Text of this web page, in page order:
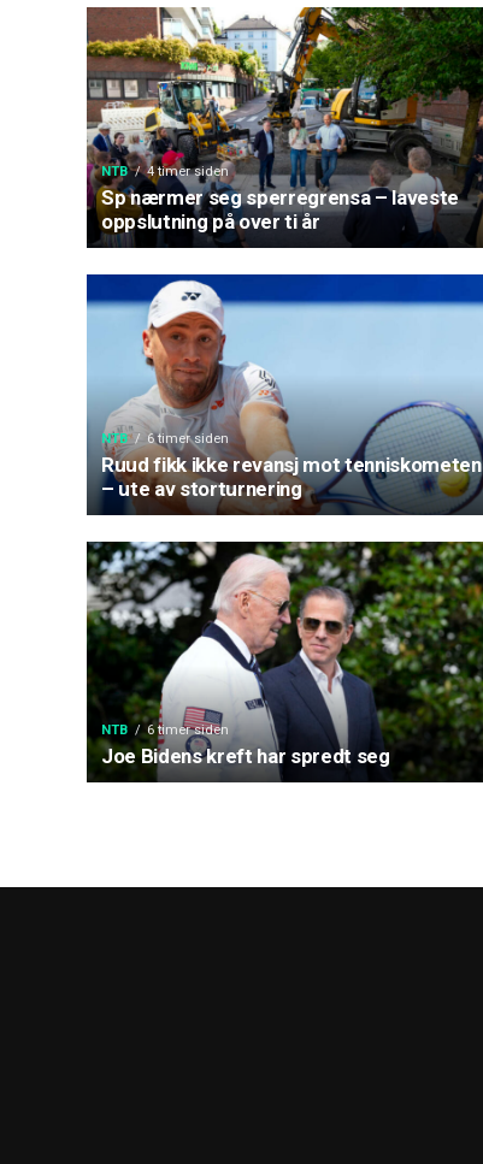
NTB 4 timer siden
Sp nærmer seg sperregrensa – laveste
oppslutning på over ti år
NTB 6 timer siden
Ruud fikk ikke revansj mot tenniskometen
– ute av storturnering
NTB 6 timer siden
Joe Bidens kreft har spredt seg